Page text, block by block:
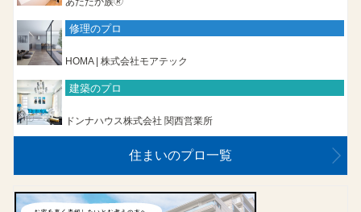
修理のプロ
HOMA | 株式会社モアテック
建築のプロ
ドンナハウス株式会社 関西営業所
住まいのプロ一覧